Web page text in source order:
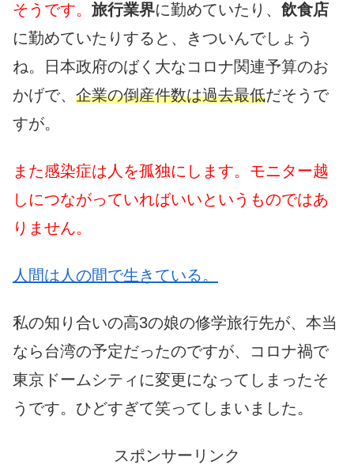
そうです。 旅行業界に勤めていたり、 飲食店
に勤めていたりすると、きついんでしょう
ね。日本政府のばく大なコロナ関連予算のお
かげで、 企業の倒産件数は過去最低だそうで
すが。
また感染症は人を孤独にします。モニター越
しにつながっていればいいというものではあ
りません。
人間は人の間で生きている。
私の知り合いの高3の娘の修学旅行先が、本当
なら台湾の予定だったのですが、コロナ禍で
東京ドームシティに変更になってしまったそ
うです。ひどすぎて笑ってしまいました。
スポンサーリンク